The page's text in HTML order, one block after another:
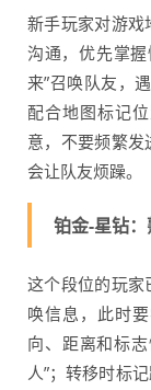
新手玩家对游戏
沟通，优先掌
来”召唤队友，
配合地图标记
意，不要频繁发
会让队友烦躁。
铂金-星钻
这个段位的玩家
唤信息，此时
向、距离和标
人”；转移时标